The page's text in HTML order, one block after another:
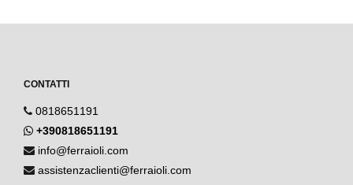
CONTATTI
0818651191
+390818651191
info@ferraioli.com
assistenzaclienti@ferraioli.com